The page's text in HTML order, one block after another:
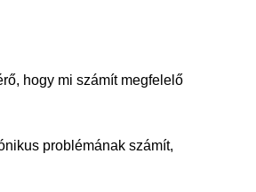
hogy mi számít megfelelő
problémának számít,